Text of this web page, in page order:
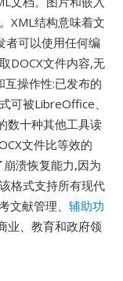
XML结构意味着文
可以使用任何编
DOCX文件内容,无
操作性:已发布的
可被LibreOffice、
数十种其他工具读
文件比等效的
溃恢复能力,因为
格式支持所有现代
献管理、 辅助功
业、教育和政府领